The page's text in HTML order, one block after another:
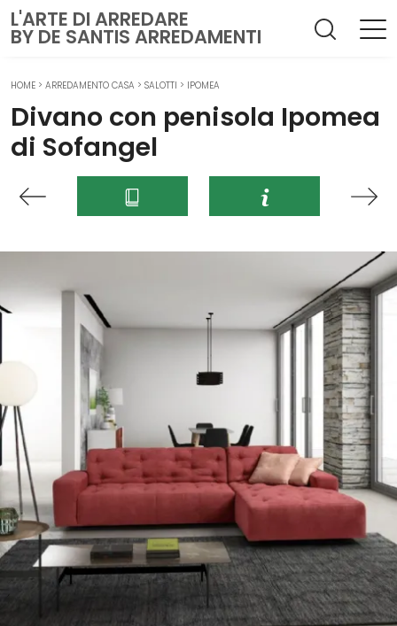
L'ARTE DI ARREDARE
BY DE SANTIS ARREDAMENTI
HOME > ARREDAMENTO CASA > SALOTTI > IPOMEA
Divano con penisola Ipomea
di Sofangel